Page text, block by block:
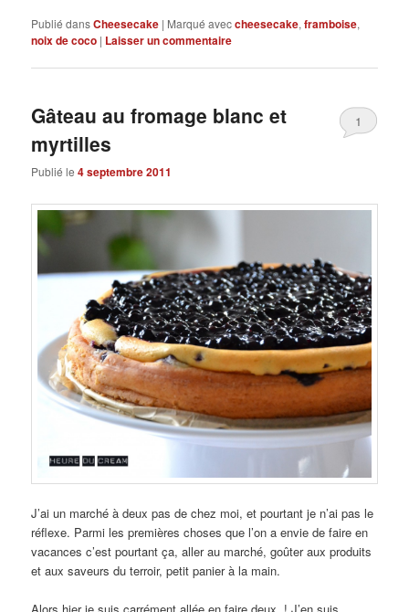
Publié dansCheesecake | Marqué aveccheesecake,framboise,
noix de coco | Laisser un commentaire
Gâteau au fromage blanc et
myrtilles
Publié le4 septembre 2011
1
J’ai un marché à deux pas de chez moi, et pourtant je n’ai pas le
réflexe. Parmi les premières choses que l’on a envie de faire en
vacances c’est pourtant ça, aller au marché, goûter aux produits
et aux saveurs du terroir, petit panier à la main.